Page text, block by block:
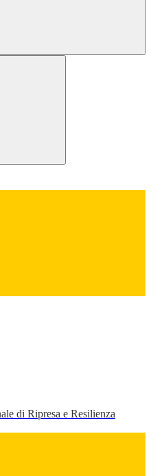
di Ripresa e Resilienza